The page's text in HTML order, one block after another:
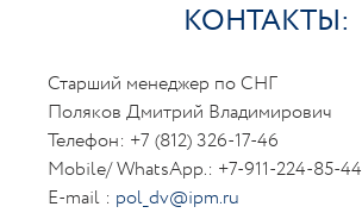
КОНТАКТЫ:
Старший менеджер по СНГ
Поляков Дмитрий Владимирович
Телефон: +7 (812) 326-17-46
Mobile/ WhatsApp.: +7-911-224-85-44
E-mail : pol_dv@ipm.ru